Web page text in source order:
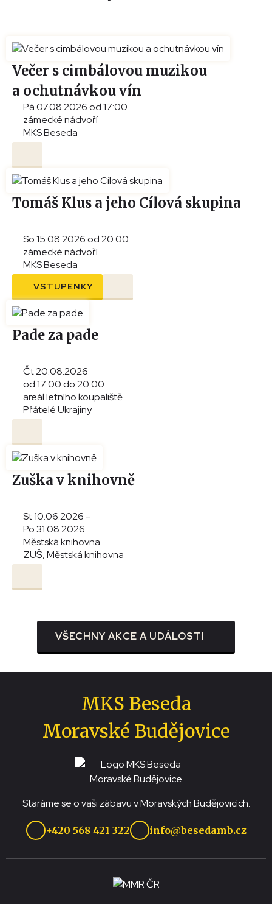
Večer s cimbálovou muzikou
a ochutnávkou vín
Pá 07.08.2026 od 17:00
zámecké nádvoří
MKS Beseda
Tomáš Klus a jeho Cílová skupina
So 15.08.2026 od 20:00
zámecké nádvoří
MKS Beseda
VSTUPENKY
Pade za pade
Čt 20.08.2026
od 17:00 do 20:00
areál letního koupaliště
Přátelé Ukrajiny
Zuška v knihovně
St 10.06.2026 -
Po 31.08.2026
Městská knihovna
ZUŠ, Městská knihovna
VŠECHNY AKCE A UDÁLOSTI
MKS Beseda
Moravské Budějovice
Staráme se o vaši zábavu v Moravských Budějovicích.
+420 568 421 322 info@besedamb.cz